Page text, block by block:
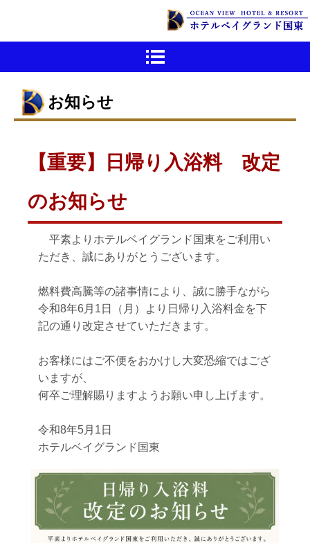
お知らせ
【重要】日帰り入浴料 改定
のお知らせ
平素よりホテルベイグランド国東をご利用い
ただき、誠にありがとうございます。
燃料費高騰等の諸事情により、誠に勝手ながら
令和8年6月1日（月）より日帰り入浴料金を下
記の通り改定させていただきます。
お客様にはご不便をおかけし大変恐縮ではござ
いますが、
何卒ご理解賜りますようお願い申し上げます。
令和8年5月1日
ホテルベイグランド国東